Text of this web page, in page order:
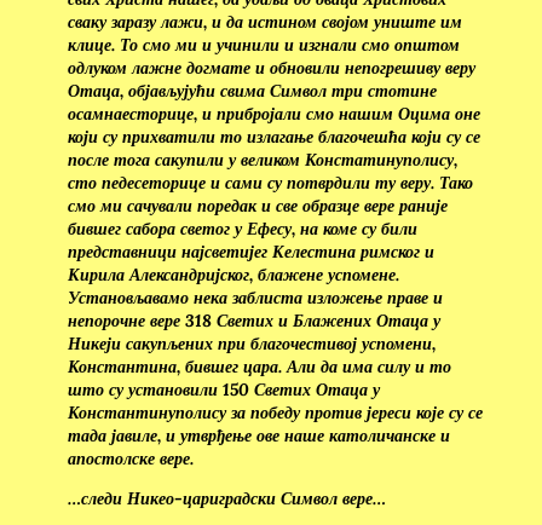
сваку заразу лажи, и да истином својом униште им
клице. То смо ми и учинили и изгнали смо општом
одлуком лажне догмате и обновили непогрешиву веру
Отаца, објављујући свима Символ три стотине
осамнаесторице, и прибројали смо нашим Оцима оне
који су прихватили то излагање благочешћа који су се
после тога сакупили у великом Констатинуполису,
сто педесеторице и сами су потврдили ту веру. Тако
смо ми сачували поредак и све образце вере раније
бившег сабора светог у Ефесу, на коме су били
представници најсветијег Келестина римског и
Кирила Александријског, блажене успомене.
Установљавамо нека заблиста изложење праве и
непорочне вере 318 Светих и Блажених Отаца у
Никеји сакупљених при благочестивој успомени,
Константина, бившег цара. Али да има силу и то
што су установили 150 Светих Отаца у
Константинуполису за победу против јереси које су се
тада јавиле, и утврђење ове наше католичанске и
апостолске вере.
…следи Никео-цариградски Символ вере…